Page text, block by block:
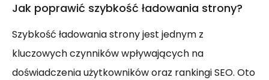
Jak poprawić szybkość ładowania strony?
Szybkość ładowania strony jest jednym z
kluczowych czynników wpływających na
doświadczenia użytkowników oraz rankingi SEO. Oto